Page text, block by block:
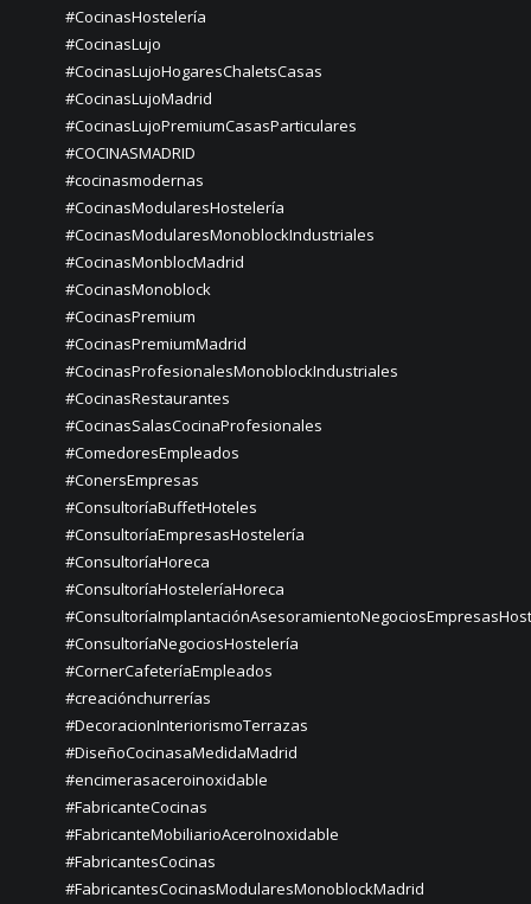
#CocinasHostelería
#CocinasLujo
#CocinasLujoHogaresChaletsCasas
#CocinasLujoMadrid
#CocinasLujoPremiumCasasParticulares
#COCINASMADRID
#cocinasmodernas
#CocinasModularesHostelería
#CocinasModularesMonoblockIndustriales
#CocinasMonblocMadrid
#CocinasMonoblock
#CocinasPremium
#CocinasPremiumMadrid
#CocinasProfesionalesMonoblockIndustriales
#CocinasRestaurantes
#CocinasSalasCocinaProfesionales
#ComedoresEmpleados
#ConersEmpresas
#ConsultoríaBuffetHoteles
#ConsultoríaEmpresasHostelería
#ConsultoríaHoreca
#ConsultoríaHosteleríaHoreca
#ConsultoríaNegociosHostelería
#CornerCafeteríaEmpleados
#creaciónchurrerías
#DecoracionInteriorismoTerrazas
#DiseñoCocinasaMedidaMadrid
#encimerasaceroinoxidable
#FabricanteCocinas
#FabricanteMobiliarioAceroInoxidable
#FabricantesCocinas
#FabricantesCocinasModularesMonoblockMadrid